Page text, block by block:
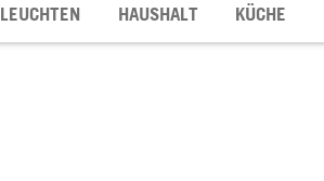
LEUCHTEN HAUSHALT KÜCHE